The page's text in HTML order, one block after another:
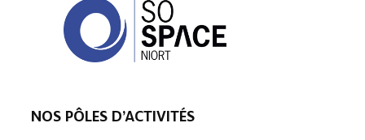
NOS PÔLES D’ACTIVITÉS